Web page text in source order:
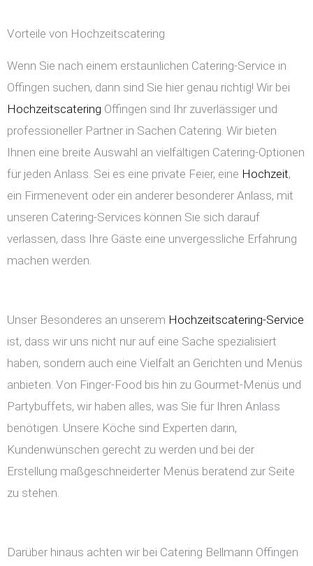
Vorteile von Hochzeitscatering
Wenn Sie nach einem erstaunlichen Catering-Service in
Offingen suchen, dann sind Sie hier genau richtig! Wir bei
Hochzeitscatering Offingen sind Ihr zuverlässiger und
professioneller Partner in Sachen Catering. Wir bieten
Ihnen eine breite Auswahl an vielfältigen Catering-Optionen
für jeden Anlass. Sei es eine private Feier, eine Hochzeit,
ein Firmenevent oder ein anderer besonderer Anlass, mit
unseren Catering-Services können Sie sich darauf
verlassen, dass Ihre Gäste eine unvergessliche Erfahrung
machen werden.
Unser Besonderes an unserem Hochzeitscatering-Service
ist, dass wir uns nicht nur auf eine Sache spezialisiert
haben, sondern auch eine Vielfalt an Gerichten und Menüs
anbieten. Von Finger-Food bis hin zu Gourmet-Menüs und
Partybuffets, wir haben alles, was Sie für Ihren Anlass
benötigen. Unsere Köche sind Experten darin,
Kundenwünschen gerecht zu werden und bei der
Erstellung maßgeschneiderter Menüs beratend zur Seite
zu stehen.
Darüber hinaus achten wir bei Catering Bellmann Offingen